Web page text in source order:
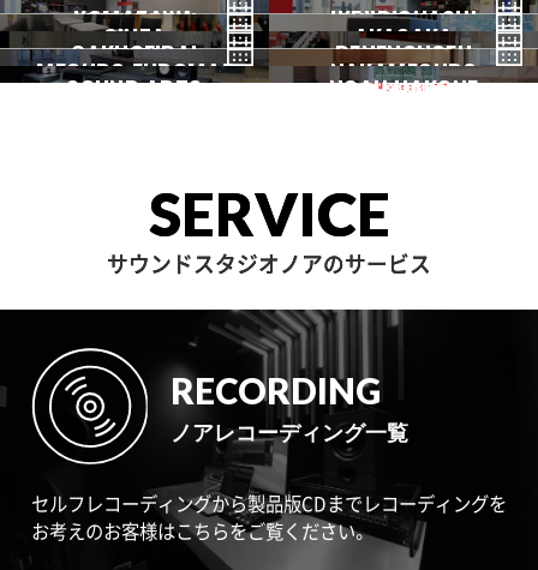
野方 自由が丘
都立大 三軒茶屋
KOMAZAWA
駒沢
IKEJIRIOHASHI
池尻大橋
一時閉店中
GINZA
銀座
AKASAKA
赤坂
GAKUGEIDAI
学芸大
DENENCHOFU
田園調布
MEGURO FUDOMAE NAKAMEGURO
中目黒
SOUND ARTS NOAH HAKONE
SERVICE
サウンドスタジオノアのサービス
RECORDING
ノアレコーディング一覧
セルフレコーディングから製品版CDまでレコーディングを
お考えのお客様はこちらをご覧ください。